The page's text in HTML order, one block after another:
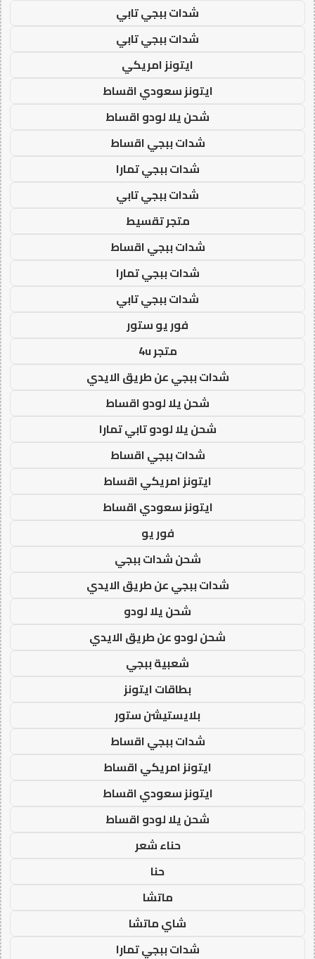
شدات ببجي تابي
شدات ببجي تابي
ايتونز امريكي
ايتونز سعودي اقساط
شحن يلا لودو اقساط
شدات ببجي اقساط
شدات ببجي تمارا
شدات ببجي تابي
متجر تقسيط
شدات ببجي اقساط
شدات ببجي تمارا
شدات ببجي تابي
فور يو ستور
متجر 4u
شدات ببجي عن طريق الايدي
شحن يلا لودو اقساط
شحن يلا لودو تابي تمارا
شدات ببجي اقساط
ايتونز امريكي اقساط
ايتونز سعودي اقساط
فور يو
شحن شدات ببجي
شدات ببجي عن طريق الايدي
شحن يلا لودو
شحن لودو عن طريق الايدي
شعبية ببجي
بطاقات ايتونز
بلايستيشن ستور
شدات ببجي اقساط
ايتونز امريكي اقساط
ايتونز سعودي اقساط
شحن يلا لودو اقساط
حناء شعر
حنا
ماتشا
شاي ماتشا
شدات ببجي تمارا